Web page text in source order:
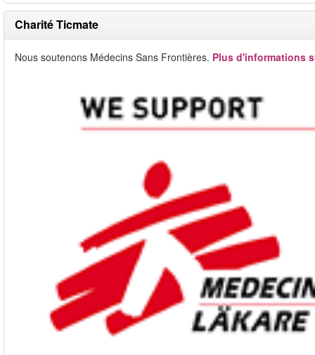
Charité Ticmate
Nous soutenons Médecins Sans Frontières. Plus d'informations